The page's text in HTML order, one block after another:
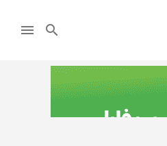
search
menu